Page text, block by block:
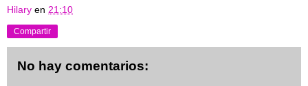
Hilary en 21:10
Compartir
No hay comentarios: